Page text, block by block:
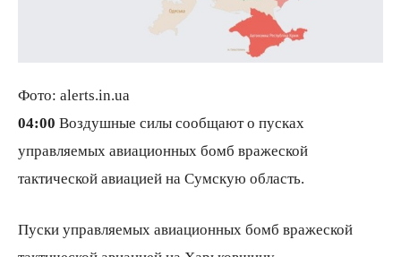
Фото: alerts.in.ua
04:00 Воздушные силы сообщают о пусках
управляемых авиационных бомб вражеской
тактической авиацией на Сумскую область.
Пуски управляемых авиационных бомб вражеской